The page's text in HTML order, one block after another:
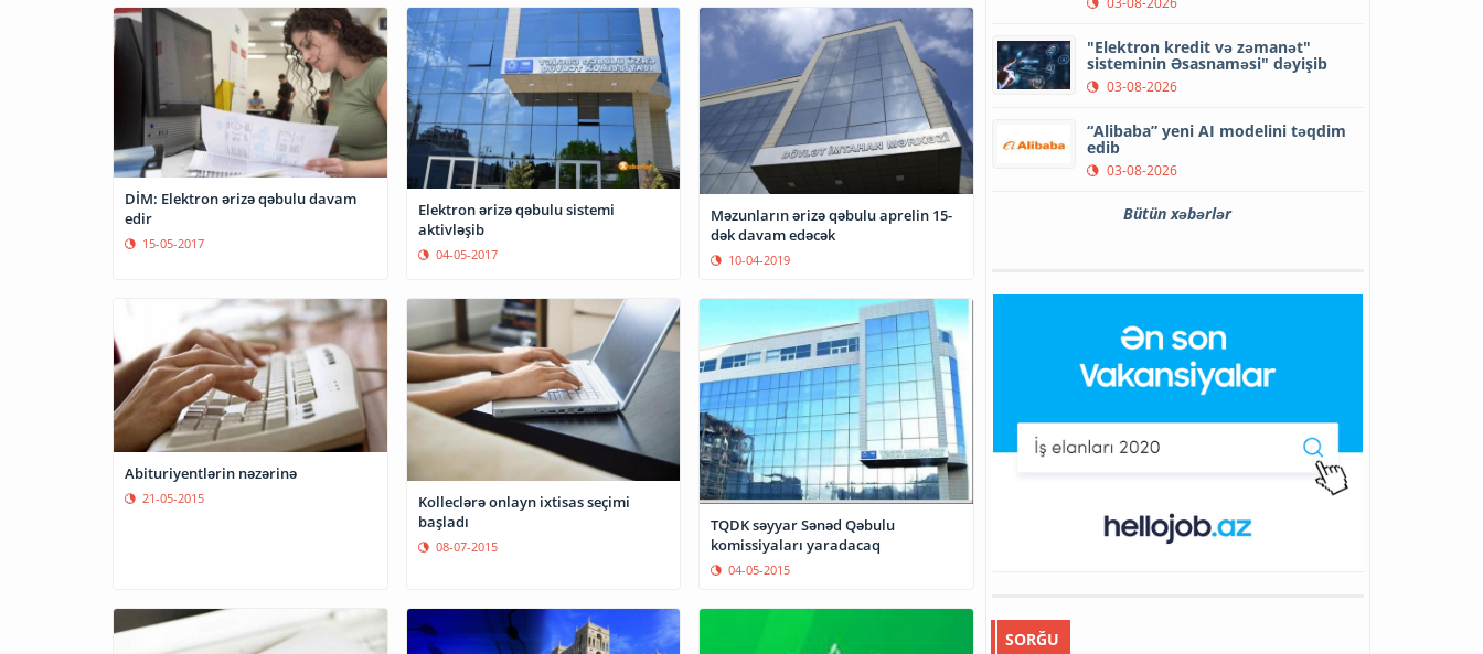
DİM: Elektron ərizə qəbulu davam
edir
15-05-2017
Elektron ərizə qəbulu sistemi
aktivləşib
04-05-2017
Məzunların ərizə qəbulu aprelin 15-
dək davam edəcək
10-04-2019
Abituriyentlərin nəzərinə
21-05-2015
Kolleclərə onlayn ixtisas seçimi
başladı
08-07-2015
TQDK səyyar Sənəd Qəbulu
komissiyaları yaradacaq
04-05-2015
"Elektron kredit və zəmanət"
sisteminin Əsasnaməsi" dəyişib
03-08-2026
“Alibaba” yeni AI modelini təqdim
edib
03-08-2026
Bütün xəbərlər
SORĞU